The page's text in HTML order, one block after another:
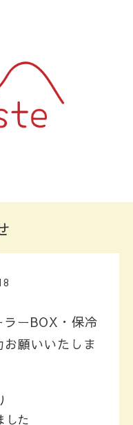
ーBOX・保冷
願いいたしま
した